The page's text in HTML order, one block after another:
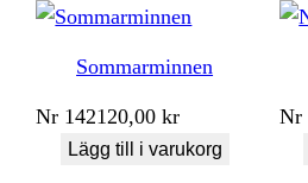
Sommarminnen
Nr 142120,00kr
Lägg till i varukorg
Nr